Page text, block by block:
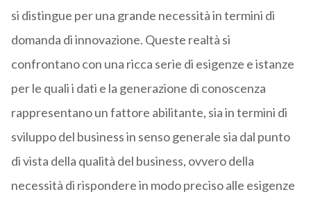
si distingue per una grande necessità in termini di
domanda di innovazione. Queste realtà si
confrontano con una ricca serie di esigenze e istanze
per le quali i dati e la generazione di conoscenza
rappresentano un fattore abilitante, sia in termini di
sviluppo del business in senso generale sia dal punto
di vista della qualità del business, ovvero della
necessità di rispondere in modo preciso alle esigenze